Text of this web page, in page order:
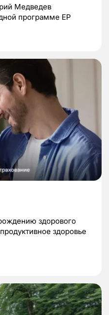
Медведев
программе ЕР
здорового
здоровье